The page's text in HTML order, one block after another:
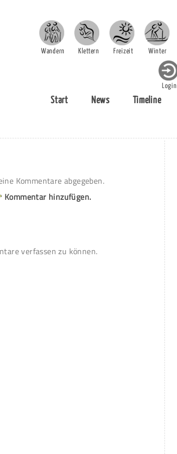
Wandern Klettern Freizeit Winter
Login
Start News Timeline
Kommentare abgegeben.
Kommentar hinzufügen.
verfassen zu können.